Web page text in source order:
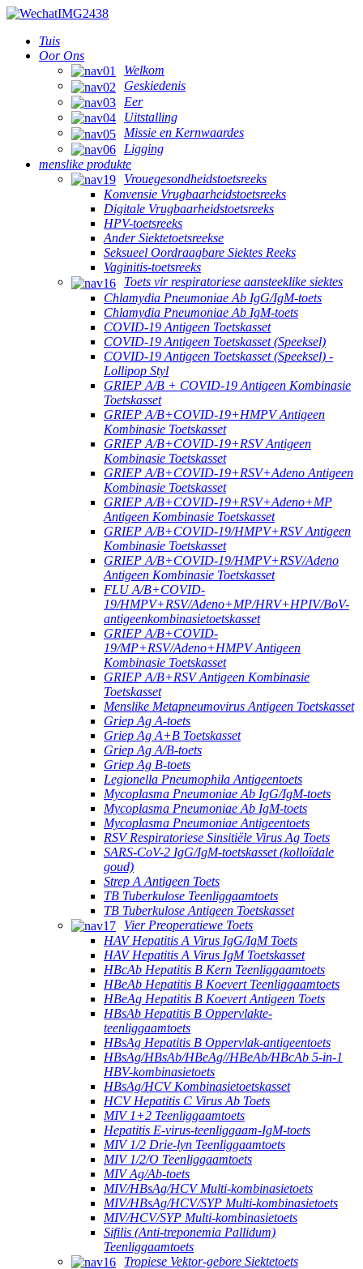
Tuis
Oor Ons
Welkom
Geskiedenis
Eer
Uitstalling
Missie en Kernwaardes
Ligging
menslike produkte
Vrouegesondheidstoetsreeks
Konvensie Vrugbaarheidstoetsreeks
Digitale Vrugbaarheidstoetsreeks
HPV-toetsreeks
Ander Siektetoetsreekse
Seksueel Oordraagbare Siektes Reeks
Vaginitis-toetsreeks
Toets vir respiratoriese aansteeklike siektes
Chlamydia Pneumoniae Ab IgG/IgM-toets
Chlamydia Pneumoniae Ab IgM-toets
COVID-19 Antigeen Toetskasset
COVID-19 Antigeen Toetskasset (Speeksel)
COVID-19 Antigeen Toetskasset (Speeksel) -
Lollipop Styl
GRIEP A/B + COVID-19 Antigeen Kombinasie
Toetskasset
GRIEP A/B+COVID-19+HMPV Antigeen
Kombinasie Toetskasset
GRIEP A/B+COVID-19+RSV Antigeen
Kombinasie Toetskasset
GRIEP A/B+COVID-19+RSV+Adeno Antigeen
Kombinasie Toetskasset
GRIEP A/B+COVID-19+RSV+Adeno+MP
Antigeen Kombinasie Toetskasset
GRIEP A/B+COVID-19/HMPV+RSV Antigeen
Kombinasie Toetskasset
GRIEP A/B+COVID-19/HMPV+RSV/Adeno
Antigeen Kombinasie Toetskasset
FLU A/B+COVID-
19/HMPV+RSV/Adeno+MP/HRV+HPIV/BoV-
antigeenkombinasietoetskasset
GRIEP A/B+COVID-
19/MP+RSV/Adeno+HMPV Antigeen
Kombinasie Toetskasset
GRIEP A/B+RSV Antigeen Kombinasie
Toetskasset
Menslike Metapneumovirus Antigeen Toetskasset
Griep Ag A-toets
Griep Ag A+B Toetskasset
Griep Ag A/B-toets
Griep Ag B-toets
Legionella Pneumophila Antigeentoets
Mycoplasma Pneumoniae Ab IgG/IgM-toets
Mycoplasma Pneumoniae Ab IgM-toets
Mycoplasma Pneumoniae Antigeentoets
RSV Respiratoriese Sinsitiële Virus Ag Toets
SARS-CoV-2 IgG/IgM-toetskasset (kolloïdale
goud)
Strep A Antigeen Toets
TB Tuberkulose Teenliggaamtoets
TB Tuberkulose Antigeen Toetskasset
Vier Preoperatiewe Toets
HAV Hepatitis A Virus IgG/IgM Toets
HAV Hepatitis A Virus IgM Toetskasset
HBcAb Hepatitis B Kern Teenliggaamtoets
HBeAb Hepatitis B Koevert Teenliggaamtoets
HBeAg Hepatitis B Koevert Antigeen Toets
HBsAb Hepatitis B Oppervlakte-
teenliggaamtoets
HBsAg Hepatitis B Oppervlak-antigeentoets
HBsAg/HBsAb/HBeAg//HBeAb/HBcAb 5-in-1
HBV-kombinasietoets
HBsAg/HCV Kombinasietoetskasset
HCV Hepatitis C Virus Ab Toets
MIV 1+2 Teenliggaamtoets
Hepatitis E-virus-teenliggaam-IgM-toets
MIV 1/2 Drie-lyn Teenliggaamtoets
MIV 1/2/O Teenliggaamtoets
MIV Ag/Ab-toets
MIV/HBsAg/HCV Multi-kombinasietoets
MIV/HBsAg/HCV/SYP Multi-kombinasietoets
MIV/HCV/SYP Multi-kombinasietoets
Sifilis (Anti-treponemia Pallidum)
Teenliggaamtoets
Tropiese Vektor-gebore Siektetoets